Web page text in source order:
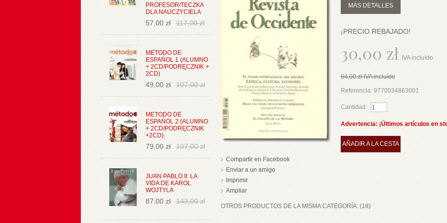
PROFESOR/TECZKA
DLA NAUCZYCIELA
57,00 zł 117,00 zł
METODO DE
ESPAŃOL 1 (ALUMNO
+ 2CD/PODRĘCZNIK +
2CD)
49,00 zł 107,00 zł
METODO DE
ESPAŃOL 2 (ALUMNO
+ 2CD/PODRĘCZNIK
+2CD)
79,00 zł 107,00 zł
JUAN PABLO II: LA
VIDA DE KAROL
WOJTYLA
87,00 zł 143,00 zł
Compartir en Facebook
Enviar a un amigo
Imprimir
Ampliar
MÁS DETALLES
¡PRECIO REBAJADO!
30,00 zł IVA incluído
64,00 złIVA incluído
Referencia: 9770034863001
Cantidad:
Advertencia: ¡Últimos artículos en
AÑADIR A LA CESTA
OTROS PRODUCTOS DE LA MISMA CATEGORÍA: (18)